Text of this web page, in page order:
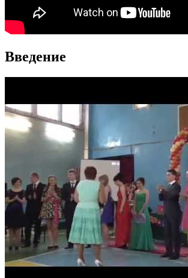
Введение